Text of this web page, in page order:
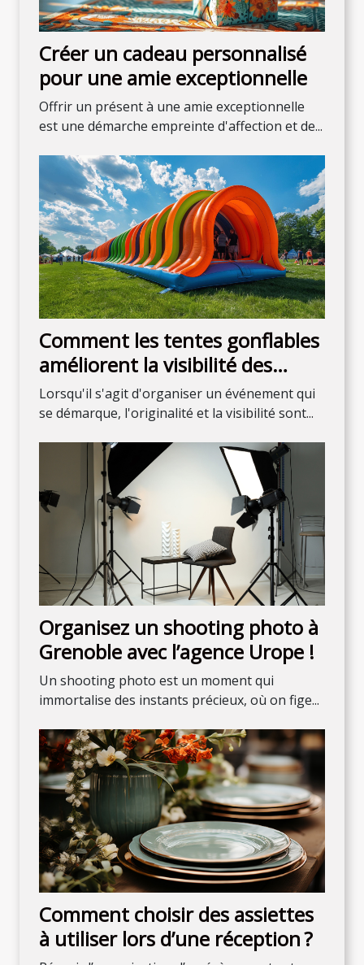
Créer un cadeau personnalisé
pour une amie exceptionnelle
Offrir un présent à une amie exceptionnelle
est une démarche empreinte d'affection et de...
Comment les tentes gonflables
améliorent la visibilité des
événements
Lorsqu'il s'agit d'organiser un événement qui
se démarque, l'originalité et la visibilité sont...
Organisez un shooting photo à
Grenoble avec l’agence Urope !
Un shooting photo est un moment qui
immortalise des instants précieux, où on fige...
Comment choisir des assiettes
à utiliser lors d’une réception ?